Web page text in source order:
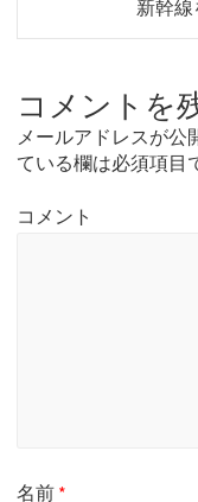
o
p
o
s
p
t
新幹
コメントを
メールアドレスが公
ている欄は必須項目
コメント
名前 *